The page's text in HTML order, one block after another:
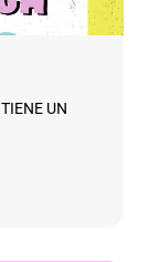
UN